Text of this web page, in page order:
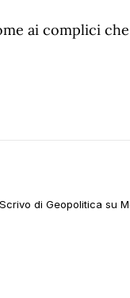
ai complici che
di Geopolitica su